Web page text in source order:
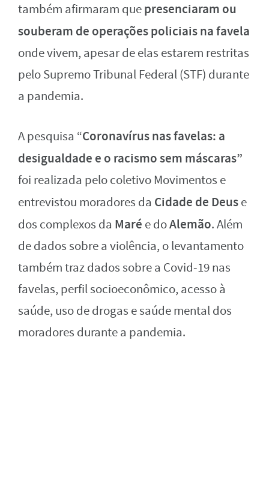
também afirmaram quepresenciaram ou
souberam de operações policiais na favela
onde vivem, apesar de elas estarem restritas
pelo Supremo Tribunal Federal (STF) durante
a pandemia.
A pesquisa “Coronavírus nas favelas: a
desigualdade e o racismo sem máscaras”
foi realizada pelo coletivo Movimentos e
entrevistou moradores da Cidade de Deuse
dos complexos da Maré e doAlemão. Além
de dados sobre a violência, o levantamento
também traz dados sobre a Covid-19 nas
favelas, perfil socioeconômico, acesso à
saúde, uso de drogas e saúde mental dos
moradores durante a pandemia.